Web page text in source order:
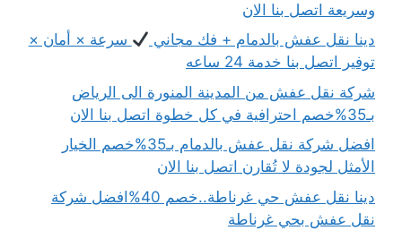
وسريعة اتصل بنا الان
دينا نقل عفش بالدمام + فك مجاني
سرعة × أمان ×
توفير اتصل بنا خدمة 24 ساعه
شركة نقل عفش من المدينة المنورة الى الرياض
بـ35%خصم احترافية في كل خطوة اتصل بنا الان
افضل شركة نقل عفش بالدمام بـ35%خصم الخيار
الأمثل لجودة لا تُقارن اتصل بنا الان
دينا نقل عفش حي غرناطة..خصم 40%افضل شركة
نقل عفش بحي غرناطة